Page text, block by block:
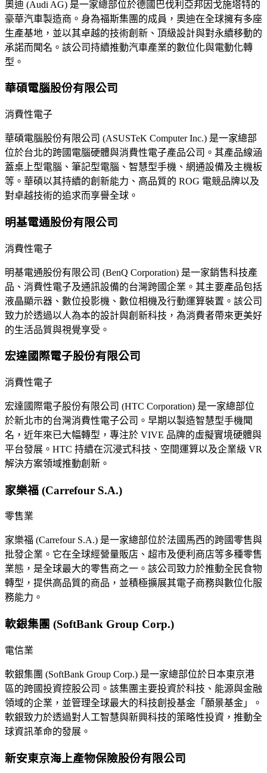
奧迪 (Audi AG) 是一家總部位於德國巴伐利亞邦因戈施塔特的
豪華汽車製造商。身為福斯集團的成員，奧迪在全球擁有多座
生產基地，並以其卓越的技術創新、頂級設計與對永續移動的
承諾而聞名。該公司持續推動汽車產業的數位化與電動化轉
型。
華碩電腦股份有限公司
消費性電子
華碩電腦股份有限公司 (ASUSTeK Computer Inc.) 是一家總部
位於台北的跨國電腦硬體與消費性電子產品公司。其產品線涵
蓋桌上型電腦、筆記型電腦、智慧型手機、網通設備及主機板
等。華碩以其持續的創新能力、高品質的 ROG 電競品牌以及
對卓越技術的追求而享譽全球。
明基電通股份有限公司
消費性電子
明基電通股份有限公司 (BenQ Corporation) 是一家銷售科技產
品、消費性電子及通訊設備的台灣跨國企業。其主要產品包括
液晶顯示器、數位投影機、數位相機及行動運算裝置。該公司
致力於透過以人為本的設計與創新科技，為消費者帶來更美好
的生活品質與視覺享受。
宏達國際電子股份有限公司
消費性電子
宏達國際電子股份有限公司 (HTC Corporation) 是一家總部位
於新北市的台灣消費性電子公司。早期以製造智慧型手機聞
名，近年來已大幅轉型，專注於 VIVE 品牌的虛擬實境硬體與
平台發展。HTC 持續在沉浸式科技、空間運算以及企業級 VR
解決方案領域推動創新。
家樂福 (Carrefour S.A.)
零售業
家樂福 (Carrefour S.A.) 是一家總部位於法國馬西的跨國零售與
批發企業。它在全球經營量販店、超市及便利商店等多種零售
業態，是全球最大的零售商之一。該公司致力於推動全民食物
轉型，提供高品質的商品，並積極擴展其電子商務與數位化服
務能力。
軟銀集團 (SoftBank Group Corp.)
電信業
軟銀集團 (SoftBank Group Corp.) 是一家總部位於日本東京港
區的跨國投資控股公司。該集團主要投資於科技、能源與金融
領域的企業，並管理全球最大的科技創投基金「願景基金」。
軟銀致力於透過對人工智慧與新興科技的策略性投資，推動全
球資訊革命的發展。
新安東京海上產物保險股份有限公司